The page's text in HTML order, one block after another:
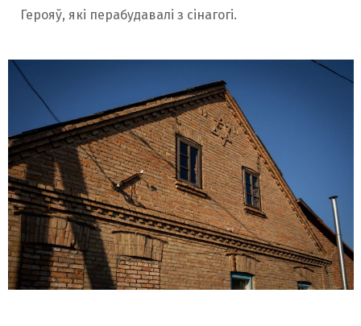
Герояў, які перабудавалі з сінагогі.